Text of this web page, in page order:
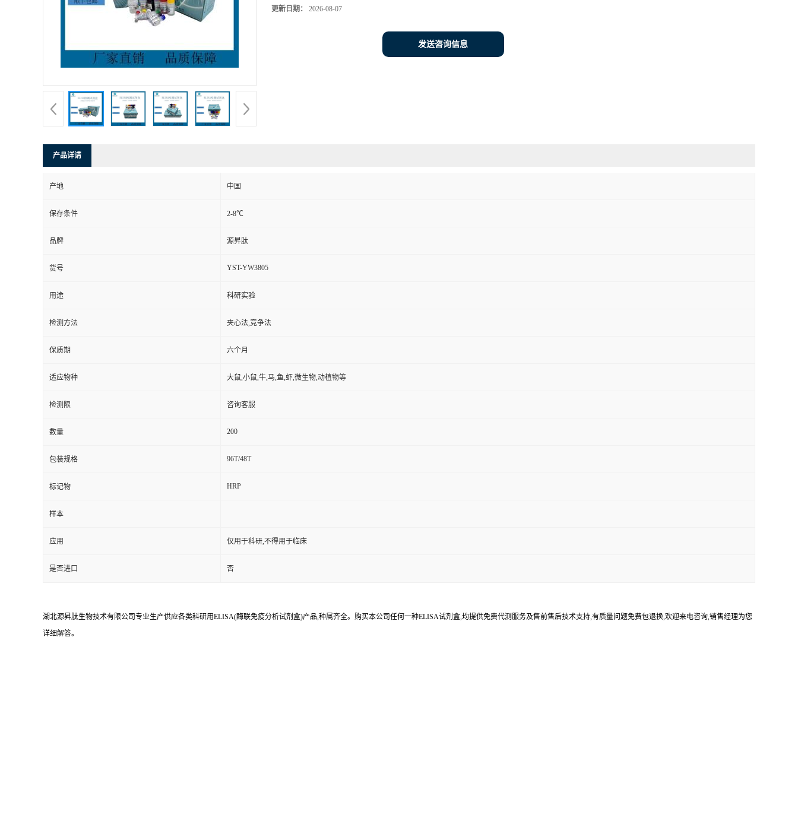
更新日期： 2026-08-07
发送咨询信息
产品详请
产地 中国
保存条件 2-8℃
品牌 源昇肽
货号 YST-YW3805
用途 科研实验
检测方法 夹心法,竞争法
保质期 六个月
适应物种 大鼠,小鼠,牛,马,鱼,虾,微生物,动植物等
检测限 咨询客服
数量 200
包装规格 96T/48T
标记物 HRP
样本
应用 仅用于科研,不得用于临床
是否进口 否
湖北源昇肽生物技术有限公司专业生产供应各类科研用ELISA(酶联免疫分析试剂盒)产品,种属齐全。购买本公司任何一种ELISA试剂盒,均提供免费代测服务及售前售后技术支持,有质量问题免费包退换,欢迎来电咨询,销售经理为您
详细解答。